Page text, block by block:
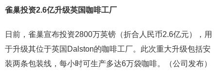
雀巢投资2.6亿升级英国咖啡工厂
日前，雀巢宣布投资2800万英镑（折合人民币2.6亿元），用
于升级其位于英国Dalston的咖啡工厂。此次重大升级包括安
装两条包装线，每小时可生产多达6万袋咖啡。（公司发布）